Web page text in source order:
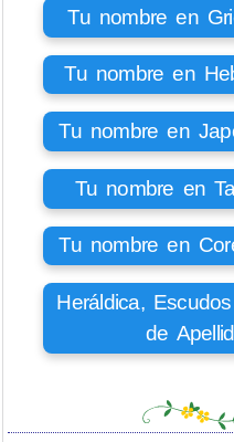
Tu nombre en
Tu nombre en
Tu nombre en
Tu nombre en
Tu nombre en
Heráldica,
de